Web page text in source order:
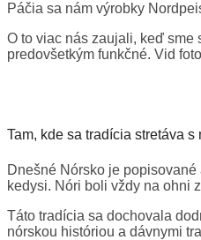
Páčia sa nám výrobky
O to viac nás zaujali, keď
predovšetkým funkčné. Vid
Tam, kde sa tradícia stretáva s
Dnešné Nórsko je
kedysi. Nóri boli vždy na ohni
Táto tradícia sa dochovala
nórskou históriou a dávnymi